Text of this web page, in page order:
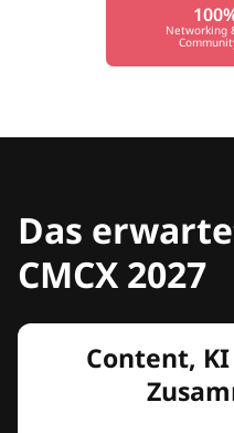
Networking
Das
CMCX 2027
Content,